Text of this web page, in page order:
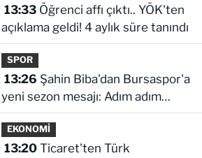
13:33Öğrenci affı çıktı.. YÖK'ten
açıklama geldi! 4 aylık süre tanındı
SPOR
13:26
yeni sezon mesajı: Adım adım
şampiyonluğa
EKONOMİ
13:20Ticaret'ten Türk